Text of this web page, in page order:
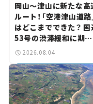
岡山～津山に新たな高
ルート！「空港津山道路
はどこまでできた？ 国
53号の渋滞緩和に期待
岡山市側でも動きが【い
2026.08.04